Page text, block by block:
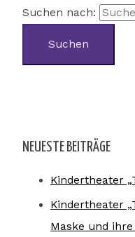
Suchen nach:
NEUESTE BEITRÄGE
Kindertheater
Kindertheater
Maske und ihre